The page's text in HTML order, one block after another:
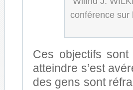
conférence sur
Ces objectifs
atteindre s’est
des gens sont